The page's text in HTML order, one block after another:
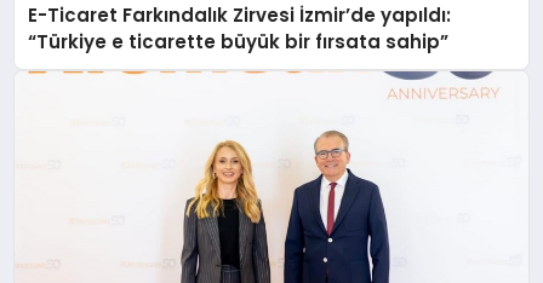
E-Ticaret Farkındalık Zirvesi İzmir’de yapıldı:
“Türkiye e ticarette büyük bir fırsata sahip”